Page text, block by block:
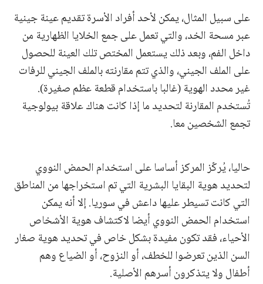
على سبيل المثال، يمكن لأحد أفراد الأسرة تقديم عينة جينية
عبر مسحة الخد، والتي تعمل على جمع الخلايا الظهارية من
داخل الفم، وبعد ذلك يستعمل المختص تلك العينة للحصول
على الملف الجيني، والذي تتم مقارنته بالملف الجيني للرفات
غير محدد الهوية (غالبا باستخدام قطعة عظم صغيرة).
تُستخدم المقارنة لتحديد ما إذا كانت هناك علاقة بيولوجية
تجمع الشخصين معا.
حاليا، يُركّز المركز أساسا على استخدام الحمض النووي
لتحديد هوية البقايا البشرية التي تم استخراجها من المناطق
التي كانت تسيطر عليها داعش في سوريا. إلا أنه يمكن
استخدام الحمض النووي أيضا لاكتشاف هوية الأشخاص
الأحياء، فقد تكون مفيدة بشكل خاص في تحديد هوية صغار
السن الذين تعرضوا للخطف، أو النزوح، أو الضياع وهم
أطفال ولا يتذكرون أسرهم الأصلية.